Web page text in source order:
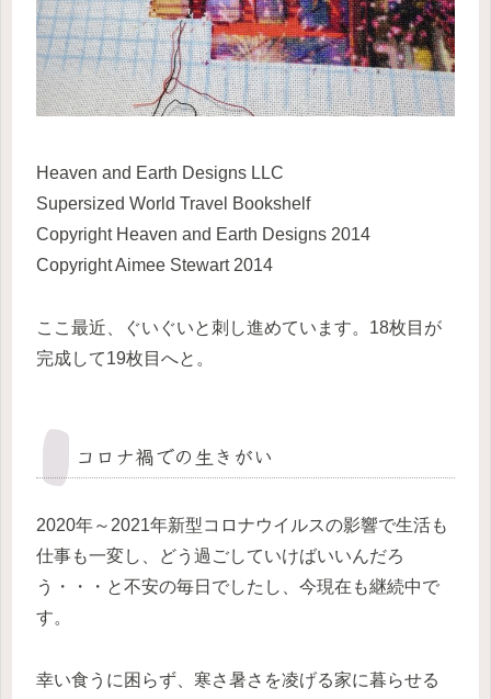
Heaven and Earth Designs LLC
Supersized World Travel Bookshelf
Copyright Heaven and Earth Designs 2014
Copyright Aimee Stewart 2014
ここ最近、ぐいぐいと刺し進めています。18枚目が
完成して19枚目へと。
コロナ禍での生きがい
2020年～2021年新型コロナウイルスの影響で生活も
仕事も一変し、どう過ごしていけばいいんだろ
う・・・と不安の毎日でしたし、今現在も継続中で
す。
幸い食うに困らず、寒さ暑さを凌げる家に暮らせる